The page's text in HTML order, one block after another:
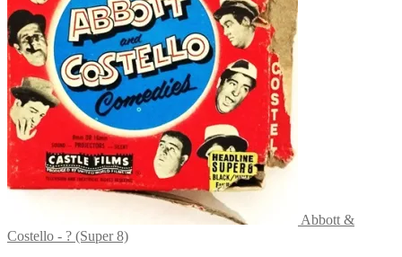
Abbott &
Costello - ? (Super 8)